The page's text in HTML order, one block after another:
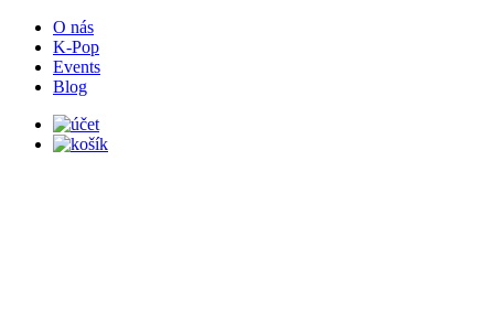
O nás
K-Pop
Events
Blog